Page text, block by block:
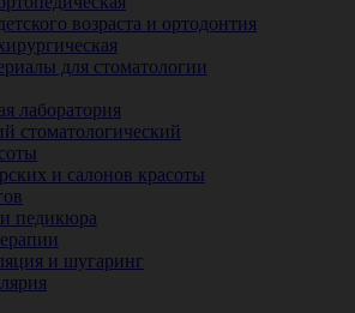
возраста и ортодонтия
для стоматологии
лаборатория
стоматологический
и салонов красоты
педикюра
и шугаринг